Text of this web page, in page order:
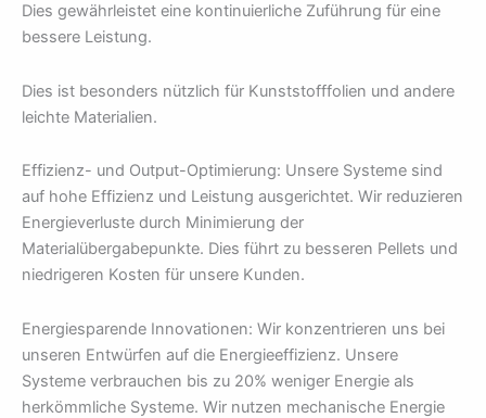
Dies gewährleistet eine kontinuierliche Zuführung für eine
bessere Leistung.
Dies ist besonders nützlich für Kunststofffolien und andere
leichte Materialien.
Effizienz- und Output-Optimierung: Unsere Systeme sind
auf hohe Effizienz und Leistung ausgerichtet. Wir reduzieren
Energieverluste durch Minimierung der
Materialübergabepunkte. Dies führt zu besseren Pellets und
niedrigeren Kosten für unsere Kunden.
Energiesparende Innovationen: Wir konzentrieren uns bei
unseren Entwürfen auf die Energieeffizienz. Unsere
Systeme verbrauchen bis zu 20% weniger Energie als
herkömmliche Systeme. Wir nutzen mechanische Energie